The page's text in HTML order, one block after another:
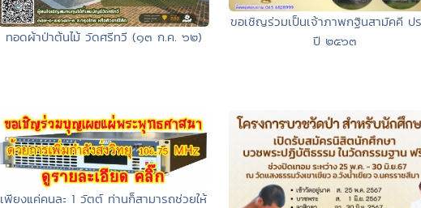
ทอดผ้าป่าต้นไม้ วัดศรีทวี (๑๓ ก.ค. ๖๒)
ขอเชิญร่วมเป็นเจ้าภาพกฐินสามัคคี ปร
ปี ๒๕๖๓
เพียงแค่คนละ 1 วัตต์ ท่านก็สามารถช่วยให้